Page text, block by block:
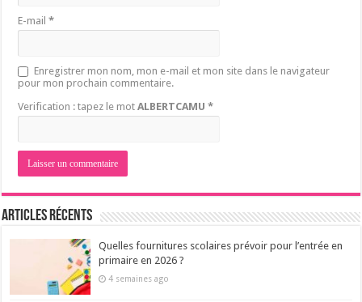
E-mail*
Enregistrer mon nom, mon e-mail et mon site dans le navigateur
pour mon prochain commentaire.
Verification : tapez le motALBERTCAMU *
Articles récents
Quelles fournitures scolaires prévoir pour l’entrée en
primaire en 2026 ?
4 semaines ago